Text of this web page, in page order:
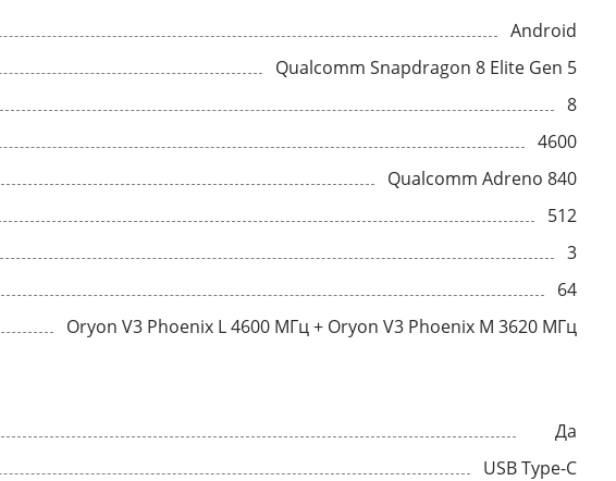
Android
Qualcomm Snapdragon 8 Elite Gen 5
8
4600
Qualcomm Adreno 840
512
3
64
Oryon V3 Phoenix L 4600 МГц + Oryon V3 Phoenix M 3620 МГц
Да
USB Type-C